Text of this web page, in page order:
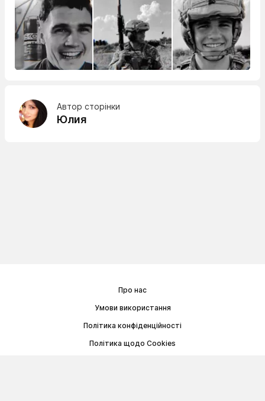
Автор сторінки
Юлия
Про нас
Умови використання
Політика конфіденційності
Політика щодо Cookies